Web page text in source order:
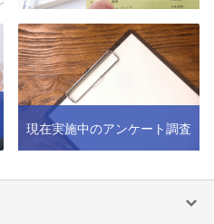
現在実施中のアンケート調査